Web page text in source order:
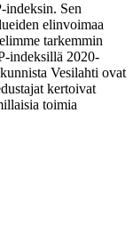
indeksin. Sen
elinvoimaa
tarkemmin
indeksillä 2020-
Vesilahti ovat
kertoivat
toimia